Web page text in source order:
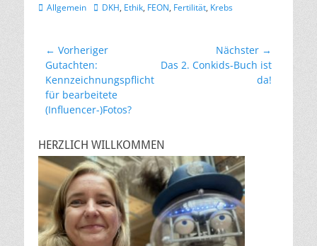
Kategorien
Allgemein Schlagworte
DKH, Ethik, FEON, Fertilität, Krebs
Beitragsnavigation
← Vorheriger
Vorheriger
Beitrag:
Gutachten:
Kennzeichnungspflicht
für bearbeitete
(Influencer-)Fotos?
Nächster →
Nächster
Das 2. Conkids-Buch ist
da!
HERZLICH WILLKOMMEN